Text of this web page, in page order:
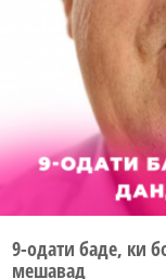
9-одати баде, ки
мешавад